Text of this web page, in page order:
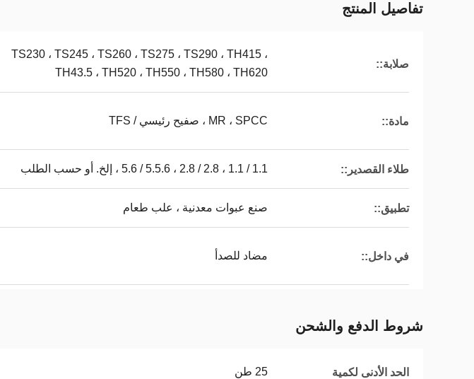
تفاصيل المنتج
صلابة::
TS230 ، TS245 ، TS260 ، TS275 ، TS290 ، TH415 ،
TH43.5 ، TH520 ، TH550 ، TH580 ، TH620
مادة:: MR ، SPCC ، صفيح رئيسي / TFS
طلاء القصدير:: 1.1 / 1.1 ، 2.8 / 2.8 ، 5.5.6 / 5.6 ، إلخ. أو حسب الطلب
تطبيق:: صنع عبوات معدنية ، علب طعام
في داخل:: مضاد للصدأ
شروط الدفع والشحن
الحد الأدنى لكمية 25 طن